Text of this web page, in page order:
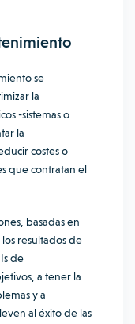
se
la
-sistemas o
la
costes o
que contratan el
basadas en
resultados de
de
a tener la
y a
al éxito de las